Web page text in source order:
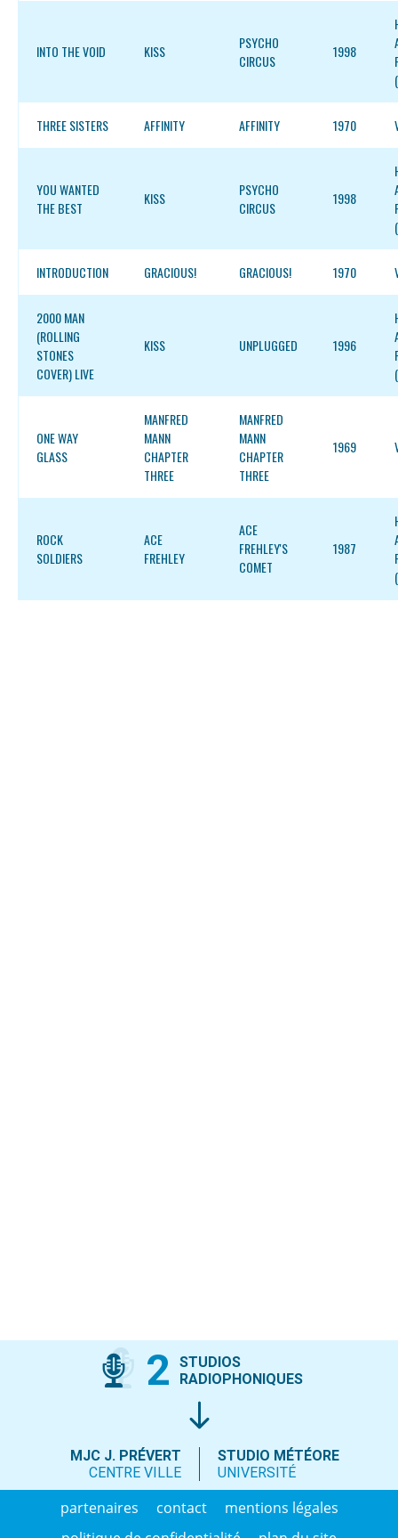
INTO THE VOID KISS
PSYCHO
CIRCUS
1998
THREE SISTERS AFFINITY AFFINITY 1970
YOU WANTED
THE BEST
KISS
PSYCHO
CIRCUS
1998
INTRODUCTION GRACIOUS! GRACIOUS! 1970
2000 MAN
(ROLLING
STONES
COVER) LIVE
KISS UNPLUGGED 1996
ONE WAY
GLASS
MANFRED
MANN
CHAPTER
THREE
MANFRED
MANN
CHAPTER
THREE
1969
ROCK
SOLDIERS
ACE
FREHLEY
ACE
FREHLEY'S
COMET
1987
2
STUDIOS
RADIOPHONIQUES
MJC J. PRÉVERT
CENTRE VILLE
STUDIO MÉTÉORE
UNIVERSITÉ
partenaires contact
mentions légales